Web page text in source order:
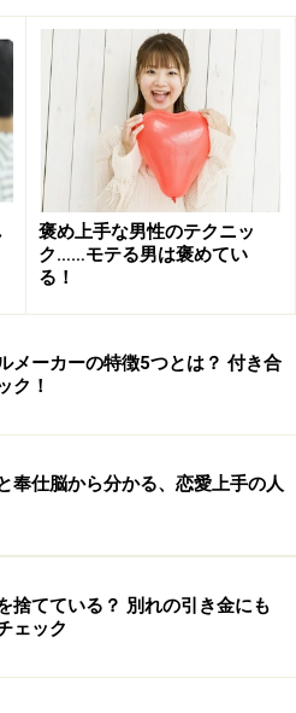
褒め上手な男性のテクニッ
ク……モテる男は褒めてい
る！
メーカーの特徴5つとは？ 付き合
ク！
奉仕脳から分かる、恋愛上手の人
捨てている？ 別れの引き金にも
ェック